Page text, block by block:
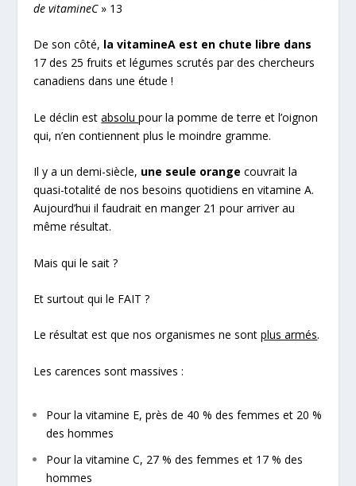
de vitamineC » 13
De son côté, la vitamineA est en chute libre dans
17 des 25 fruits et légumes scrutés par des chercheurs
canadiens dans une étude !
Le déclin estabsolupour la pomme de terre et l’oignon
qui, n’en contiennent plus le moindre gramme.
Il y a un demi-siècle, une seule orange couvrait la
quasi-totalité de nos besoins quotidiens en vitamine A.
Aujourd’hui il faudrait en manger 21 pour arriver au
même résultat.
Mais qui le sait ?
Et surtout qui le FAIT ?
Le résultat est que nos organismes ne sontplus armés.
Les carences sont massives :
Pour la vitamine E, près de 40 % des femmes et 20 %
des hommes
Pour la vitamine C, 27 % des femmes et 17 % des
hommes